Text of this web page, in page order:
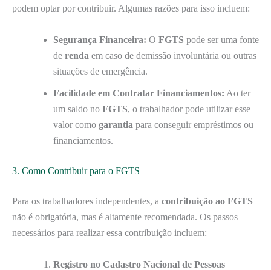
podem optar por contribuir. Algumas razões para isso incluem:
Segurança Financeira: O FGTS pode ser uma fonte
de renda em caso de demissão involuntária ou outras
situações de emergência.
Facilidade em Contratar Financiamentos: Ao ter
um saldo no FGTS, o trabalhador pode utilizar esse
valor como garantia para conseguir empréstimos ou
financiamentos.
3. Como Contribuir para o FGTS
Para os trabalhadores independentes, a contribuição ao FGTS
não é obrigatória, mas é altamente recomendada. Os passos
necessários para realizar essa contribuição incluem:
Registro no Cadastro Nacional de Pessoas